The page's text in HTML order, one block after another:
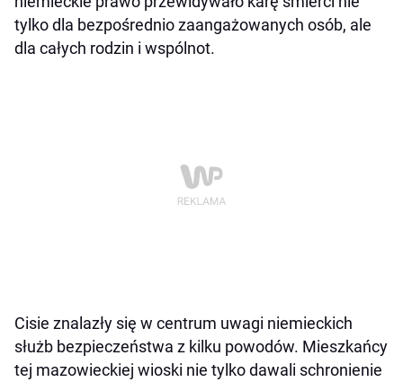
tylko dla bezpośrednio zaangażowanych osób, ale
dla całych rodzin i wspólnot.
Cisie znalazły się w centrum uwagi niemieckich
służb bezpieczeństwa z kilku powodów. Mieszkańcy
tej mazowieckiej wioski nie tylko dawali schronienie